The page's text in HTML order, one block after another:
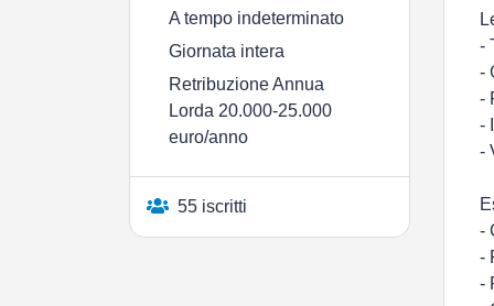
A tempo indeterminato
Giornata intera
Retribuzione Annua
Lorda 20.000-25.000
euro/anno
55 iscritti
-
-
-
-
-
-
-
-